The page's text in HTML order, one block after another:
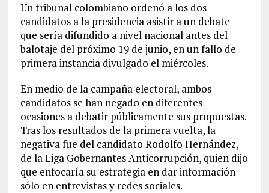
Un tribunal colombiano ordenó a los dos
candidatos a la presidencia asistir a un debate
que sería difundido a nivel nacional antes del
balotaje del próximo 19 de junio, en un fallo de
primera instancia divulgado el miércoles.
En medio de la campaña electoral, ambos
candidatos se han negado en diferentes
ocasiones a debatir públicamente sus propuestas.
Tras los resultados de la primera vuelta, la
negativa fue del candidato Rodolfo Hernández,
de la Liga Gobernantes Anticorrupción, quien dijo
que enfocaría su estrategia en dar información
sólo en entrevistas y redes sociales.